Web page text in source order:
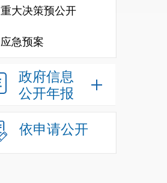
重大决策预公开
应急预案
政府信息
公开年报
依申请公开